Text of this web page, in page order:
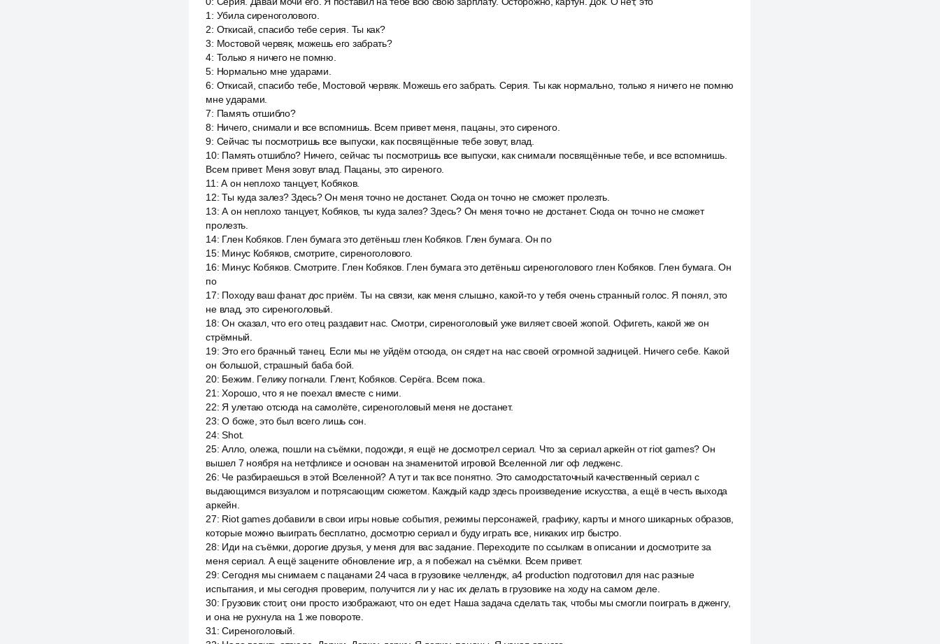
1 : Убила сиреноголового.
2: Откисай, спасибо тебе серия. Ты как?
3: Мостовой червяк, можешь его забрать?
4: Только я ничего не помню.
5: Нормально мне ударами.
6: Откисай, спасибо тебе, Мостовой червяк. Можешь его забрать. Серия. Ты как нормально, только я ничего не помню
мне ударами.
7: Память отшибло?
8: Ничего, снимали и все вспомнишь. Всем привет меня, пацаны, это сиреного.
9: Сейчас ты посмотришь все выпуски, как посвящённые тебе зовут, влад.
10: Память отшибло? Ничего, сейчас ты посмотришь все выпуски, как снимали посвящённые тебе, и все вспомнишь.
Всем привет. Меня зовут влад. Пацаны, это сиреного.
11 :А он неплохо танцует, Кобяков.
12:Ты куда залез? Здесь? Он меня точно не достанет. Сюда он точно не сможет пролезть.
13:А он неплохо танцует, Кобяков, ты куда залез? Здесь? Он меня точно не достанет. Сюда он точно не сможет
пролезть.
14: Глен Кобяков. Глен бумага это детёныш глен Кобяков. Глен бумага. Он по
15: Минус Кобяков, смотрите, сиреноголового.
16: Минус Кобяков. Смотрите. Глен Кобяков. Глен бумага это детёныш сиреноголового глен Кобяков. Глен бумага. Он
по
17: Походу ваш фанат дос приём. Ты на связи, как меня слышно, какой-то у тебя очень странный голос. Я понял, это
не влад, это сиреноголовый.
18:Он сказал, что его отец раздавит нас. Смотри, сиреноголовый уже виляет своей жопой. Офигеть, какой же он
стрёмный.
19: Это его брачный танец. Если мы не уйдём отсюда, он сядет на нас своей огромной задницей. Ничего себе. Какой
он большой, страшный баба бой.
20: Бежим. Гелику погнали. Глент, Кобяков. Серёга. Всем пока.
21 :Хорошо, что я не поехал вместе с ними.
22: Я улетаю отсюда на самолёте, сиреноголовый меня не достанет.
23:О боже, это был всего лишь сон.
24:Shot.
25:Алло, олежа, пошли на съёмки, подожди, я ещё не досмотрел сериал. Что за сериал аркейн от riot games? Он
вышел 7 ноября на нетфликсе и основан на знаменитой игровой Вселенной лиг оф ледженс.
26: Че разбираешься в этой Вселенной? А тут и так все понятно. Это самодостаточный качественный сериал с
выдающимся визуалом и потрясающим сюжетом. Каждый кадр здесь произведение искусства, а ещё в честь выхода
аркейн.
27: Riot games добавили в свои игры новые события, режимы персонажей, графику, карты и много шикарных образов,
которые можно выиграть бесплатно, досмотрю сериал и буду играть все, никаких игр быстро.
28: Иди на съёмки, дорогие друзья, у меня для вас задание. Переходите по ссылкам в описании и досмотрите за
меня сериал. А ещё зацените обновление игр, а я побежал на съёмки. Всем привет.
29:Сегодня мы снимаем с пацанами 24 часа в грузовике челлендж, a4 production подготовил для нас разные
испытания, и мы сегодня проверим, получится ли у нас их делать в грузовике на ходу на самом деле.
30: Грузовик стоит, они просто изображают, что он едет. Наша задача сделать так, чтобы мы смогли поиграть в дженгу,
и она не рухнула на 1 же повороте.
31 :Сиреноголовый.